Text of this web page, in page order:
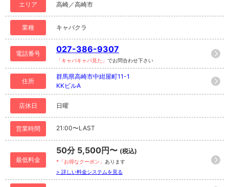
エリア 高崎／高崎市
業種 キャバクラ
電話番号 027-386-9307
「キャバキャバ見た」 でお問合わせ下さい
住所
群馬県高崎市中紺屋町11-1
KKビルA
店休日 日曜
営業時間 21:00〜LAST
最低料金
50分 5,500円〜 (税込)
*「お得なクーポン」 あります
> 詳しい料金システムを見る